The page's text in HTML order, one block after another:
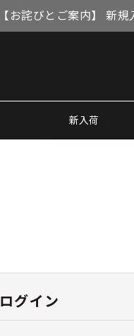
【お詫びとご案内】 新
新入荷
ログイン